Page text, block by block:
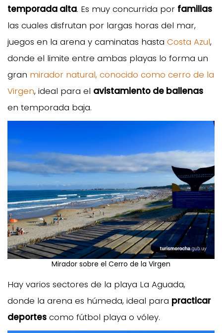
temporada alta. Es muy concurrida por familias
las cuales disfrutan por largas horas del mar,
juegos en la arena y caminatas hasta Costa Azul,
donde el limite entre ambas playas lo forma un
gran mirador natural, conocido como cerro de la
Virgen, ideal para el avistamiento de ballenas
en temporada baja.
Mirador sobre el Cerro de la Virgen
Hay varios sectores de la playa La Aguada,
donde la arena es húmeda, ideal para practicar
deportes como fútbol playa o vóley.